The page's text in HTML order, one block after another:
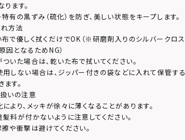
ます。
特有の黒ずみ（硫化）を防ぎ、美しい状態をキープします。
方法
布で優しく拭くだけでOK（※研磨剤入りのシルバークロ
因となるためNG）
ついた場合は、乾いた布で拭いてください。
用しない場合は、ジッパー付きの袋などに入れて保管す
す。
いの注意
により、メッキが徐々に薄くなることがあります。
髪料が付かないように注意してください。
擦や衝撃は避けてください。